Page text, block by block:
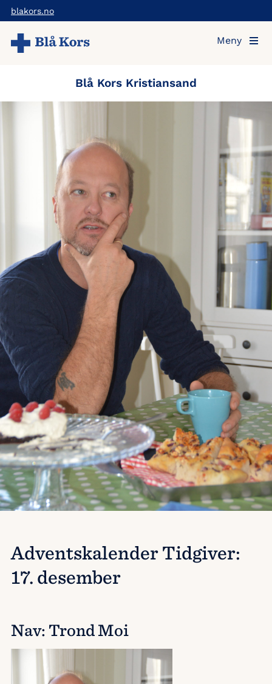
Hopp
til
hovedinnholdet
blakors.no
Meny
Blå Kors Kristiansand
Adventskalender Tidgiver:
17. desember
Nav: Trond Moi